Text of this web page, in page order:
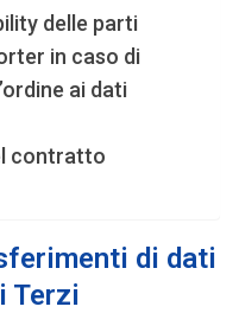
delle parti
in caso di
ai dati
contratto
di dati
Terzi